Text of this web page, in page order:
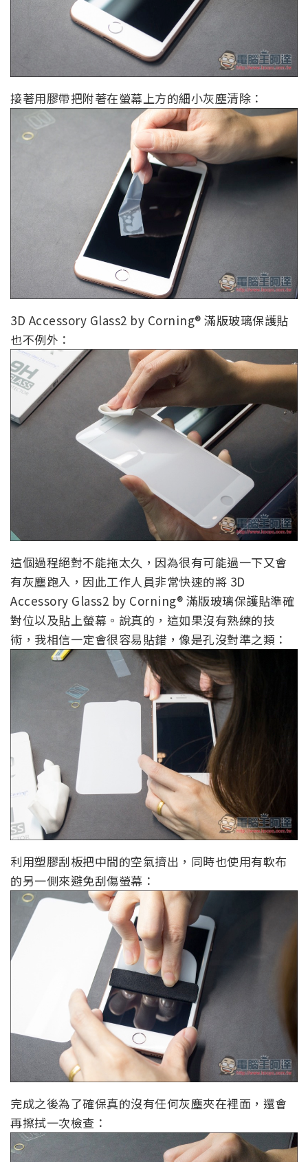
接著用膠帶把附著在螢幕上方的細小灰塵清除：
3D Accessory Glass2 by Corning® 滿版玻璃保護貼
也不例外：
這個過程絕對不能拖太久，因為很有可能過一下又會
有灰塵跑入，因此工作人員非常快速的將 3D
Accessory Glass2 by Corning® 滿版玻璃保護貼準確
對位以及貼上螢幕。說真的，這如果沒有熟練的技
術，我相信一定會很容易貼錯，像是孔沒對準之類：
利用塑膠刮板把中間的空氣擠出，同時也使用有軟布
的另一側來避免刮傷螢幕：
完成之後為了確保真的沒有任何灰塵夾在裡面，還會
再擦拭一次檢查：